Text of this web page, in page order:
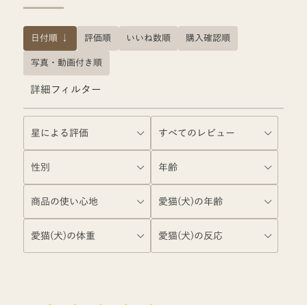
詳細フィルター
日付順 ↓ 評価順 いいね数順 購入確認順
写真・動画付き順